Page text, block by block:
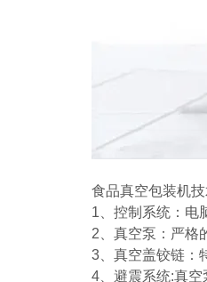
食品真空包装机
1、控制系统：电
2、真空泵：严格
3、真空盖铰链：
4、避震系统:真